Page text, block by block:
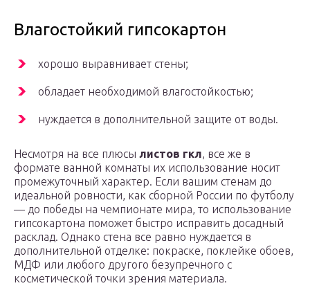
Влагостойкий гипсокартон
хорошо выравнивает стены;
обладает необходимой влагостойкостью;
нуждается в дополнительной защите от воды.
Несмотря на все плюсы листов гкл, все же в
формате ванной комнаты их использование носит
промежуточный характер. Если вашим стенам до
идеальной ровности, как сборной России по футболу
— до победы на чемпионате мира, то использование
гипсокартона поможет быстро исправить досадный
расклад. Однако стена все равно нуждается в
дополнительной отделке: покраске, поклейке обоев,
МДФ или любого другого безупречного с
косметической точки зрения материала.